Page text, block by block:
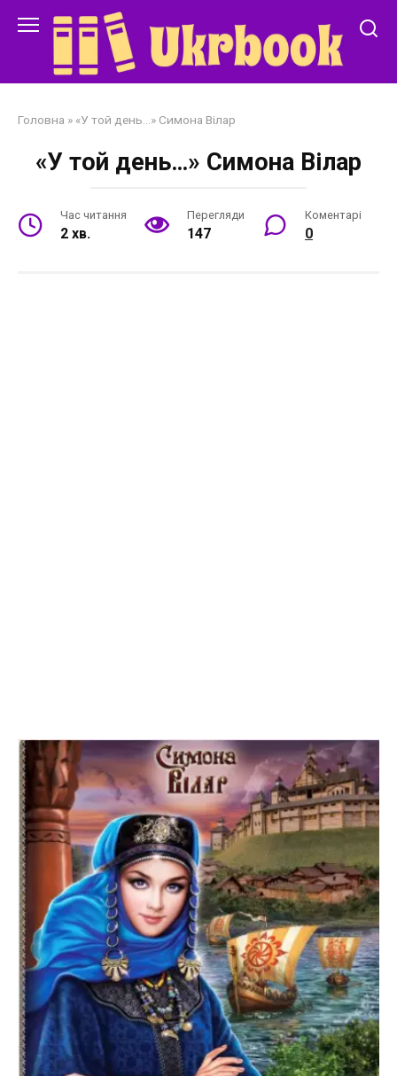
Головна » «У той день…» Симона Вілар
«У той день…» Симона Вілар
Час читання
2 хв.
Перегляди
147
Коментарі
0